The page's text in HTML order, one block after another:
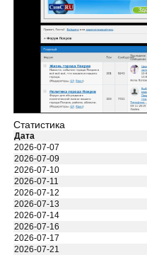
Статистика
Дата
2026-07-07
2026-07-09
2026-07-10
2026-07-11
2026-07-12
2026-07-13
2026-07-14
2026-07-16
2026-07-17
2026-07-21